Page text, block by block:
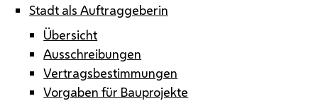
Stadt als Auftraggeberin
Übersicht
Ausschreibungen
Vertragsbestimmungen
Vorgaben für Bauprojekte